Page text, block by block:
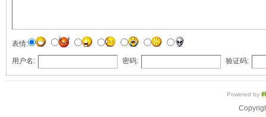
表情:
用户名: 密码: 验证码:
Powered by